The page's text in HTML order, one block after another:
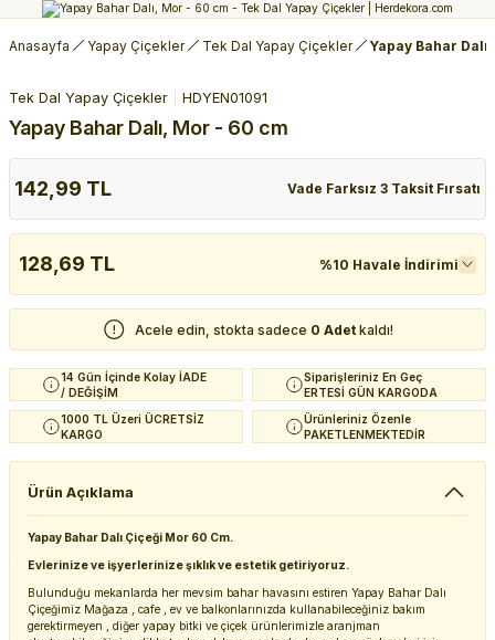
Anasayfa Yapay Çiçekler Tek Dal Yapay Çiçekler Yapay Bahar
Tek Dal Yapay Çiçekler HDYEN01091
Yapay Bahar Dalı, Mor - 60 cm
142,99 TL Vade Farksız 3 Taksit Fırsatı
128,69 TL %10 Havale İndirimi
Acele edin, stokta sadece 0 Adet kaldı!
14 Gün İçinde Kolay İADE
/ DEĞİŞİM
Siparişleriniz En Geç
ERTESİ GÜN KARGODA
1000 TL Üzeri ÜCRETSİZ
KARGO
Ürünleriniz Özenle
PAKETLENMEKTEDİR
Ürün Açıklama
Yapay Bahar Dalı Çiçeği Mor 60 Cm.
Evlerinize ve işyerlerinize şıklık ve estetik getiriyoruz.
Bulunduğu mekanlarda her mevsim bahar havasını estiren Yapay Bahar Dalı
Çiçeğimiz Mağaza , cafe , ev ve balkonlarınızda kullanabileceğiniz bakım
gerektirmeyen , diğer yapay bitki ve çiçek ürünlerimizle aranjman